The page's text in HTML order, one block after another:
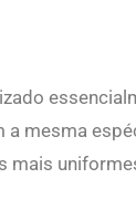
mesma
mais